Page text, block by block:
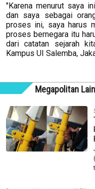
"Karena menurut saya
dan saya sebagai
proses ini, saya harus
proses bernegara itu
dari catatan sejarah
Kampus UI Salemba,
Megapolitan